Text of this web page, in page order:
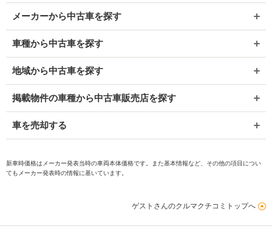
メーカーから中古車を探す
車種から中古車を探す
地域から中古車を探す
掲載物件の車種から中古車販売店を探す
車を売却する
新車時価格はメーカー発表当時の車両本体価格です。また基本情報など、その他の項目につい
てもメーカー発表時の情報に基いています。
ゲストさんのクルマクチコミトップへ